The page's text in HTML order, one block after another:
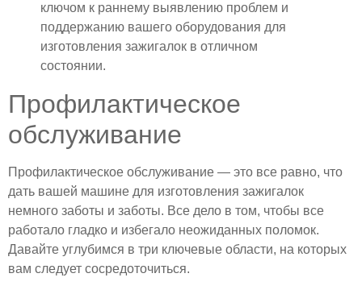
ключом к раннему выявлению проблем и
поддержанию вашего оборудования для
изготовления зажигалок в отличном
состоянии.
Профилактическое
обслуживание
Профилактическое обслуживание — это все равно, что
дать вашей машине для изготовления зажигалок
немного заботы и заботы. Все дело в том, чтобы все
работало гладко и избегало неожиданных поломок.
Давайте углубимся в три ключевые области, на которых
вам следует сосредоточиться.